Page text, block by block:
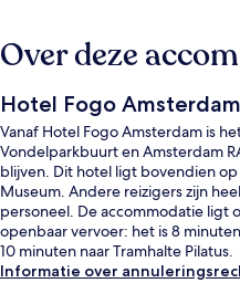
Over deze
Hotel Fogo Amsterdam
Vanaf Hotel Fogo Amsterdam is
Vondelparkbuurt en Amsterdam
blijven. Dit hotel ligt bovendien
Museum. Andere reizigers zijn
personeel. De accommodatie ligt
openbaar vervoer: het is 8
10 minuten naar Tramhalte Pilatus.
Informatie over